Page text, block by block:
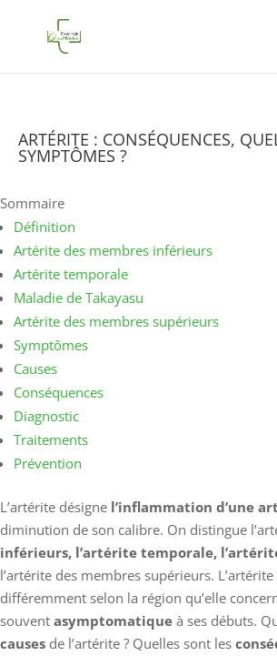
ARTÉRITE : CONSÉQUENCES,
SYMPTÔMES ?
Sommaire
Définition
Artérite des membres inférieurs
Artérite temporale
Maladie de Takayasu
Artérite des membres supérieurs
Symptômes
Causes
Conséquences
Diagnostic
Traitements
Prévention
L’artérite désigne l’inflammation d’une
diminution de son calibre. On distingue
inférieurs, l’artérite temporale,
l’artérite des membres supérieurs.
différemment selon la région qu’elle
souvent asymptomatique à ses débuts.
causes de l’artérite ? Quelles sont les